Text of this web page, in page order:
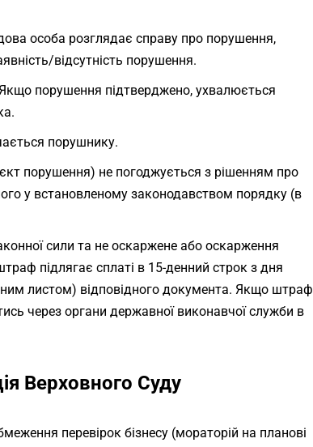
особа розглядає справу про порушення,
відсутність порушення.
порушення підтверджено, ухвалюється
порушнику.
порушення) не погоджується з рішенням про
у встановленому законодавством порядку (в
сили та не оскаржене або оскарження
підлягає сплаті в 15-денний строк з дня
листом) відповідного документа. Якщо штраф
через органи державної виконавчої служби в
Верховного Суду
перевірок бізнесу (мораторій на планові